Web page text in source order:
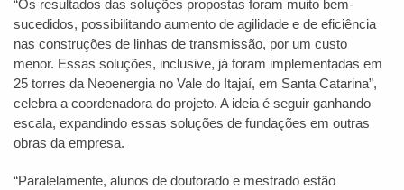
“Os resultados das soluções propostas foram muito bem-
sucedidos, possibilitando aumento de agilidade e de eficiência
nas construções de linhas de transmissão, por um custo
menor. Essas soluções, inclusive, já foram implementadas em
25 torres da Neoenergia no Vale do Itajaí, em Santa Catarina”,
celebra a coordenadora do projeto. A ideia é seguir ganhando
escala, expandindo essas soluções de fundações em outras
obras da empresa.
“Paralelamente, alunos de doutorado e mestrado estão